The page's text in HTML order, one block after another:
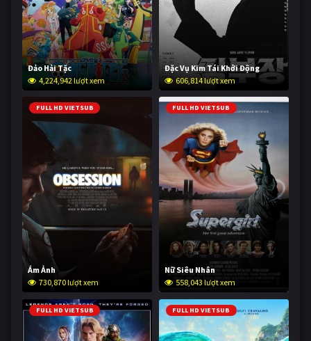
Đảo Hải Tặc
4,224,942 lượt xem
Đặc Vụ Kim Tái Khởi Động
606,814 lượt xem
FULL HD VIETSUB
Ám Ảnh
730,870 lượt xem
FULL HD VIETSUB
Nữ Siêu Nhân
558,043 lượt xem
FULL HD VIETSUB FULL HD VIETSUB